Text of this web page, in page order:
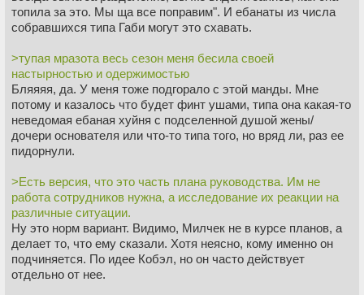
говорила врачиха) и это как-то выстрелит. Но хуй там.
По-моему он не блеванул. Ну и плюс общая похуистичность
в Короле Талсы какой-то бандюган всех пиздит и никто
даже копов не вызвал.
Также у меня есть подозрение, что весь городок - под
контролем Люмена и возможно там вообще все разделены
нахуй, но только по разному.
>5. К предыдущему пункту - чел помер (типа вышел на
пенсию), но корпорации срать на его карточку,
сразу же деактивировали.
Тут действительно косяк, но опять же, это условность
конкретно этого мира, чтобы заставить сюжет работать.
Плюс корпоративные интриги внутри компании никто не
отменял.
>6. В кабинете с рычагами нет круглосуточного дежурства,
нет тревожной кнопки/датчика движения, чтоб сработала
топила за это. Мы ща все поправим". И ебанаты из числа
собравшихся типа Габи могут это схавать.
>тупая мразота весь сезон меня бесила своей
настырностью и одержимостью
Бляяяя, да. У меня тоже подгорало с этой манды. Мне
потому и казалось что будет финт ушами, типа она какая-то
неведомая ебаная хуйня с подселенной душой жены/
дочери основателя или что-то типа того, но вряд ли, раз ее
пидорнули.
>Есть версия, что это часть плана руководства. Им не
работа сотрудников нужна, а исследование их реакции на
различные ситуации.
Ну это норм вариант. Видимо, Милчек не в курсе планов, а
делает то, что ему сказали. Хотя неясно, кому именно он
подчиняется. По идее Кобэл, но он часто действует
отдельно от нее.